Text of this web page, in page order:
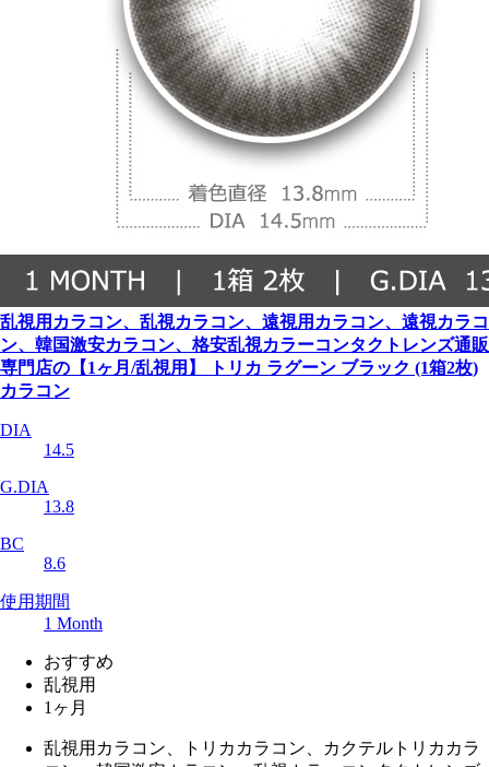
乱視用カラコン、乱視カラコン、遠視用カラコン、遠視カラコ
ン、韓国激安カラコン、格安乱視カラーコンタクトレンズ通販
専門店の【1ヶ月/乱視用】 トリカ ラグーン ブラック (1箱2枚)
カラコン
DIA
14.5
G.DIA
13.8
BC
8.6
使用期間
1 Month
おすすめ
乱視用
1ヶ月
乱視用カラコン、トリカカラコン、カクテルトリカカラ